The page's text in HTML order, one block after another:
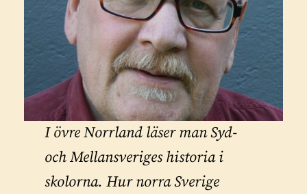
I övre Norrland läser man Syd-
och Mellansveriges historia i
skolorna. Hur norra Sverige